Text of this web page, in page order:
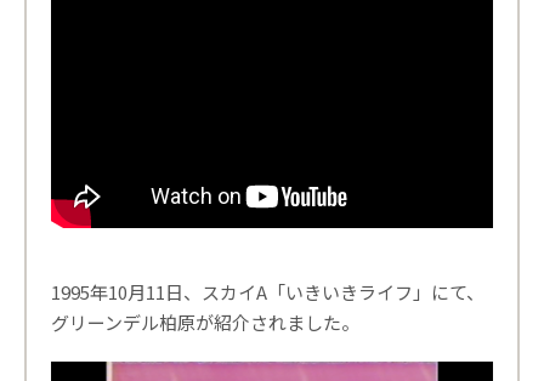
1995年10月11日、スカイA「いきいきライフ」にて、
グリーンデル柏原が紹介されました。